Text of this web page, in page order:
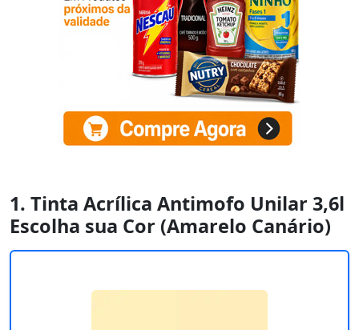
1. Tinta Acrílica Antimofo Unilar 3,6l
Escolha sua Cor (Amarelo Canário)